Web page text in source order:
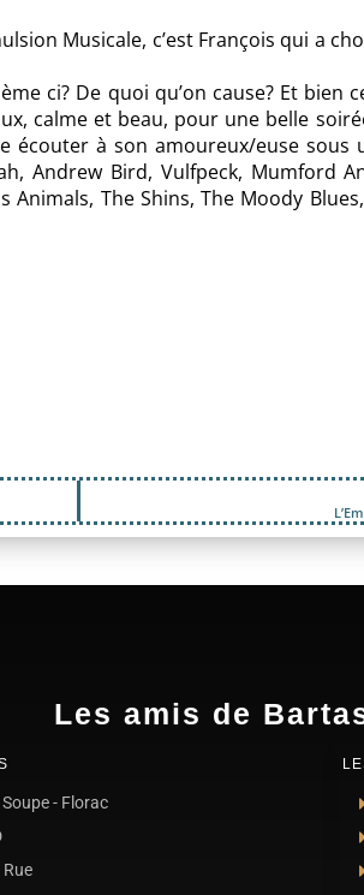
Musicale, c’est François qui a
ci? De quoi qu’on cause? Et bien
calme et beau, pour une belle
écouter à son amoureux/euse sous
Andrew Bird, Vulfpeck, Mumford
Animals, The Shins, The Moody
Les amis de
- Florac